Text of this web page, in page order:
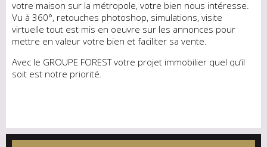
votre maison sur la métropole, votre bien nous intéresse.
Vu à 360°, retouches photoshop, simulations, visite
virtuelle tout est mis en oeuvre sur les annonces pour
mettre en valeur votre bien et faciliter sa vente.
Avec le GROUPE FOREST votre projet immobilier quel qu’il
soit est notre priorité.